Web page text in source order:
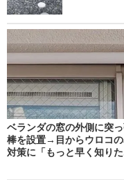
ベランダの窓の外側に突っ
棒を設置→目からウロコの
対策に「もっと早く知り